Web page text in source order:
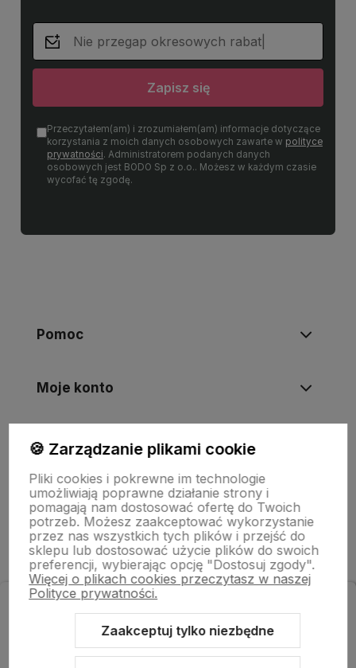
Zapisz się
Przeczytałem(am) i zrozumiałem(am) informacje dotyczące
korzystania z moich danych osobowych zawarte w polityce
prywatności. Administratorem podanych danych
osobowych jest BODO Sp z o.o.. Możesz w każdym czasie
wycofać tę zgodę.
Pomoc
Moje konto
Informacje
O nas
Sklep internetowy Shoper Premium
Szablon Shoper Modern 3.0™
Zapisz się do newslettera
i odbierz rabat na zakupy!
🍪 Zarządzanie plikami cookie
Pliki cookies i pokrewne im technologie
umożliwiają poprawne działanie strony i
pomagają nam dostosować ofertę do Twoich
potrzeb. Możesz zaakceptować wykorzystanie
przez nas wszystkich tych plików i przejść do
sklepu lub dostosować użycie plików do swoich
preferencji, wybierając opcję "Dostosuj zgody".
Więcej o plikach cookies przeczytasz w naszej
Polityce prywatności.
Zaakceptuj tylko niezbędne